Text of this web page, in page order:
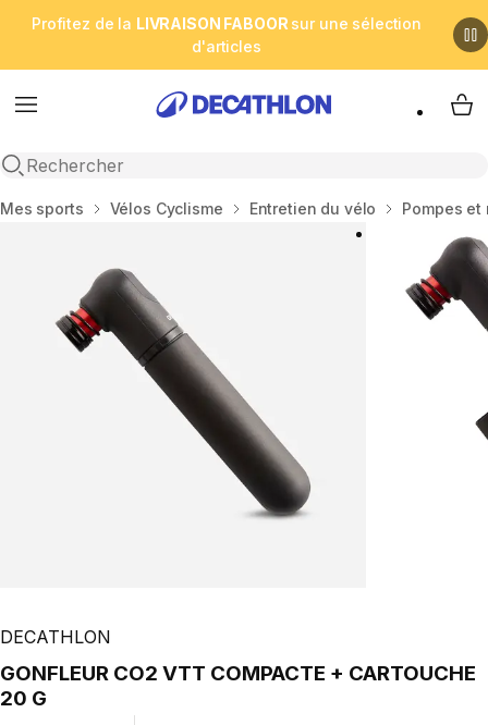
Profitez de la LIVRAISON FABOOR sur une sélection
d'articles
Menu
Open search
My
Accueil
Mes sports Vélos Cyclisme Entretien du vélo Pompes
DECATHLON
GONFLEUR CO2 VTT COMPACTE + CARTOUCHE
20 G